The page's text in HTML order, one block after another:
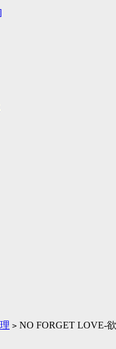
> NO FORGET LOVE-